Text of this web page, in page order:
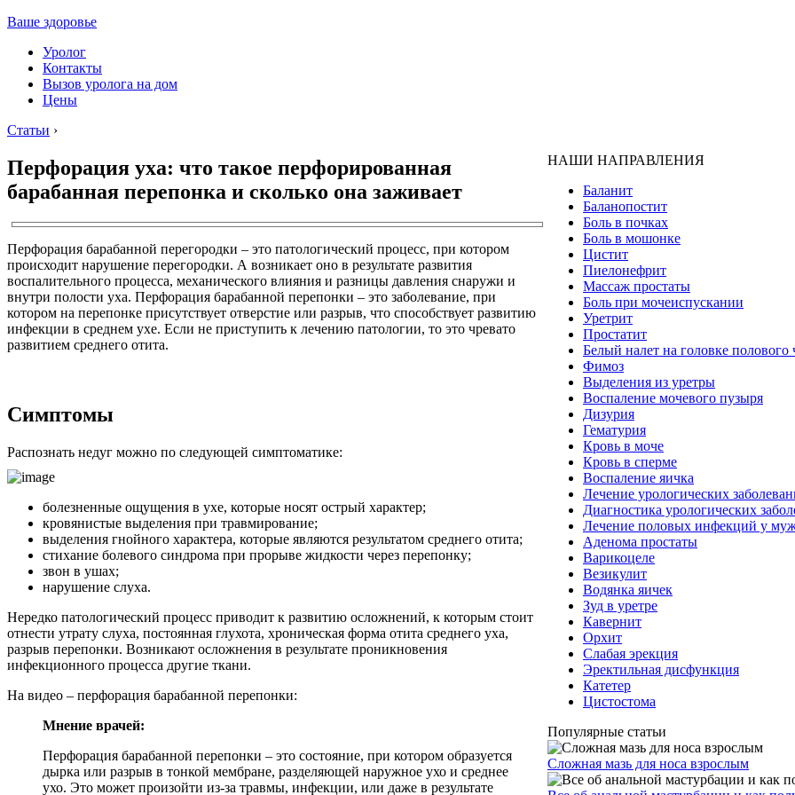
Ваше здоровье
Уролог
Контакты
Вызов уролога на дом
Цены
Статьи ›
Перфорация уха: что такое перфорированная
барабанная перепонка и сколько она заживает
Перфорация барабанной перегородки – это патологический процесс, при котором
происходит нарушение перегородки. А возникает оно в результате развития
воспалительного процесса, механического влияния и разницы давления снаружи и
внутри полости уха. Перфорация барабанной перепонки – это заболевание, при
котором на перепонке присутствует отверстие или разрыв, что способствует развитию
инфекции в среднем ухе. Если не приступить к лечению патологии, то это чревато
развитием среднего отита.
Симптомы
Распознать недуг можно по следующей симптоматике:
болезненные ощущения в ухе, которые носят острый характер;
кровянистые выделения при травмирование;
выделения гнойного характера, которые являются результатом среднего отита;
стихание болевого синдрома при прорыве жидкости через перепонку;
звон в ушах;
нарушение слуха.
Нередко патологический процесс приводит к развитию осложнений, к которым стоит
отнести утрату слуха, постоянная глухота, хроническая форма отита среднего уха,
разрыв перепонки. Возникают осложнения в результате проникновения
инфекционного процесса другие ткани.
На видео – перфорация барабанной перепонки:
Мнение врачей:
Перфорация барабанной перепонки – это состояние, при котором образуется
дырка или разрыв в тонкой мембране, разделяющей наружное ухо и среднее
ухо. Это может произойти из-за травмы, инфекции, или даже в результате
НАШИ НАПРАВЛЕНИЯ
Баланит
Баланопостит
Боль в почках
Боль в мошонке
Цистит
Пиелонефрит
Массаж простаты
Боль при мочеиспускании
Уретрит
Простатит
Белый налет на головке полового
Фимоз
Выделения из уретры
Воспаление мочевого пузыря
Дизурия
Гематурия
Кровь в моче
Кровь в сперме
Воспаление яичка
Лечение урологических
Диагностика урологических
Лечение половых инфекций у
Аденома простаты
Варикоцеле
Везикулит
Водянка яичек
Зуд в уретре
Кавернит
Орхит
Слабая эрекция
Эректильная дисфункция
Катетер
Цистостома
Популярные статьи
Сложная мазь для носа взрослым